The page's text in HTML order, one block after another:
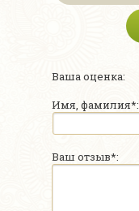
Ваша оценка:
Имя, фамилия*:
Ваш отзыв*: